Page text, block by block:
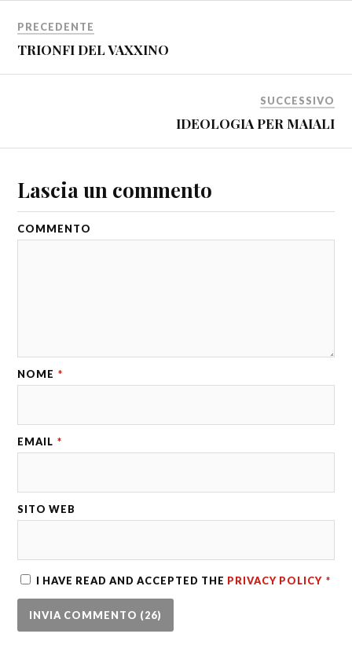
PRECEDENTE
TRIONFI DEL VAXXINO
SUCCESSIVO
IDEOLOGIA PER MAIALI
Lascia un commento
COMMENTO
NOME *
EMAIL *
SITO WEB
I HAVE READ AND ACCEPTED THE PRIVACY POLICY *